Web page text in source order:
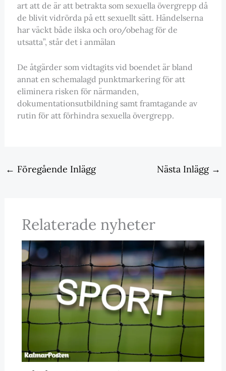
art att de är att betrakta som sexuella övergrepp då
de blivit vidrörda på ett sexuellt sätt. Händelserna
har väckt både ilska och oro/obehag för de
utsatta”, står det i anmälan
De åtgärder som vidtagits vid boendet är bland
annat en schemalagd punktmarkering för att
eliminera risken för närmanden,
dokumentationsutbildning samt framtagande av
rutin för att förhindra sexuella övergrepp.
← Föregående Inlägg Nästa Inlägg →
Relaterade nyheter